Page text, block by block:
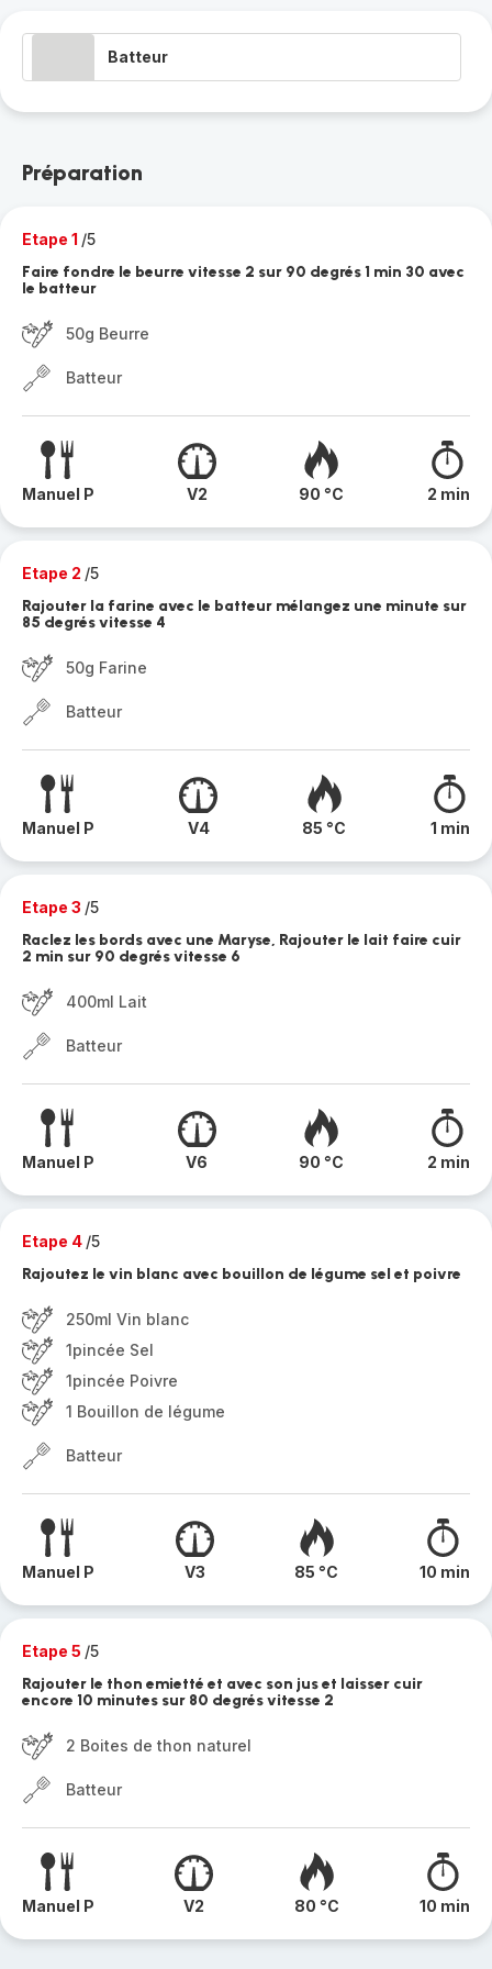
Batteur
Préparation
Etape 1 /5
Faire fondre le beurre vitesse 2 sur 90 degrés 1 min 30 avec
le batteur
50g Beurre
Batteur
Manuel P V2 90 °C 2 min
Etape 2 /5
Rajouter la farine avec le batteur mélangez une minute sur
85 degrés vitesse 4
50g Farine
Batteur
Manuel P V4 85 °C 1 min
Etape 3 /5
Raclez les bords avec une Maryse, Rajouter le lait faire cuir
2 min sur 90 degrés vitesse 6
400ml Lait
Batteur
Manuel P V6 90 °C 2 min
Etape 4 /5
Rajoutez le vin blanc avec bouillon de légume sel et poivre
250ml Vin blanc
1pincée Sel
1pincée Poivre
1 Bouillon de légume
Batteur
Manuel P V3 85 °C 10 min
Etape 5 /5
Rajouter le thon emietté et avec son jus et laisser cuir
encore 10 minutes sur 80 degrés vitesse 2
2 Boites de thon naturel
Batteur
Manuel P V2 80 °C 10 min